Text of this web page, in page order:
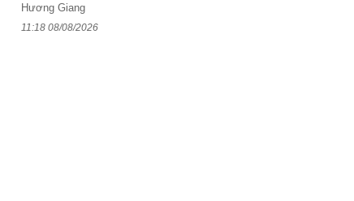
Hương Giang
11:18 08/08/2026